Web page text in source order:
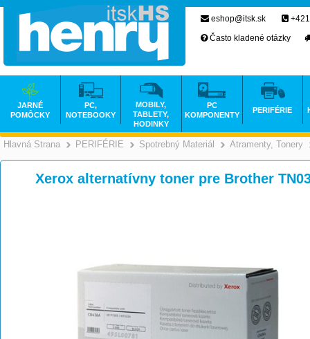
Hlavná Strana >
PERIFÉRIE >
Spotrebný Materiál >
Atramenty, Tonery
Xerox alternatívny toner pre Brother
eshop@itsk.sk
Často kladené otázky
JARNÉ
POMÔCKY
PC,
NOTEBOOKY
MOBILY,
TABLETY,
HODINKY
PC
KOMPONENTY
PERIFÉRIE